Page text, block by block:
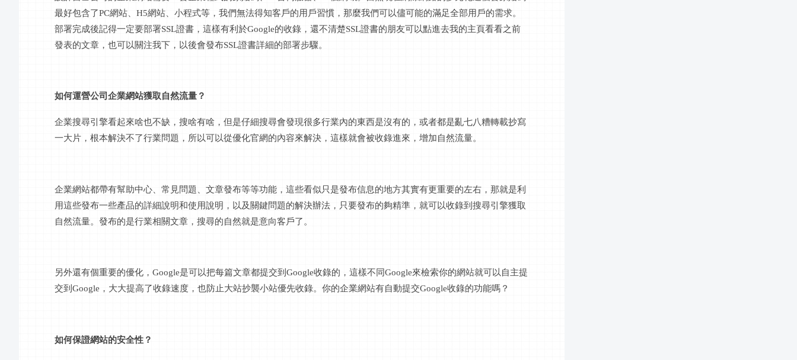
最好包含了PC網站、H5網站、小程式等，我們無法得知客戶的用戶習慣，那麼我們可以儘可能的滿足全部用戶的需求。
部署完成後記得一定要部署SSL證書，這樣有利於Google的收錄，還不清楚SSL證書的朋友可以點進去我的主頁看看之前
發表的文章，也可以關注我下，以後會發布SSL證書詳細的部署步驟。
如何運營公司企業網站獲取自然流量？
企業搜尋引擎看起來啥也不缺，搜啥有啥，但是仔細搜尋會發現很多行業內的東西是沒有的，或者都是亂七八糟轉載抄寫
一大片，根本解決不了行業問題，所以可以從優化官網的內容來解決，這樣就會被收錄進來，增加自然流量。
企業網站都帶有幫助中心、常見問題、文章發布等等功能，這些看似只是發布信息的地方其實有更重要的左右，那就是利
用這些發布一些產品的詳細說明和使用說明，以及關鍵問題的解決辦法，只要發布的夠精準，就可以收錄到搜尋引擎獲取
自然流量。發布的是行業相關文章，搜尋的自然就是意向客戶了。
另外還有個重要的優化， Google是可以把每篇文章都提交到Google收錄的，這樣不同Google來檢索你的網站就可以自主提
交到Google，大大提高了收錄速度，也防止大站抄襲小站優先收錄。你的企業網站有自動提交Google收錄的功能嗎？
如何保證網站的安全性？